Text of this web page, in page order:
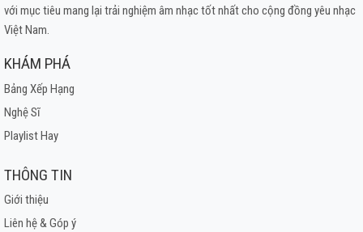
với mục tiêu mang lại trải nghiệm âm nhạc tốt nhất cho cộng đồng yêu nhạc
Việt Nam.
KHÁM PHÁ
Bảng Xếp Hạng
Nghệ Sĩ
Playlist Hay
THÔNG TIN
Giới thiệu
Liên hệ & Góp ý